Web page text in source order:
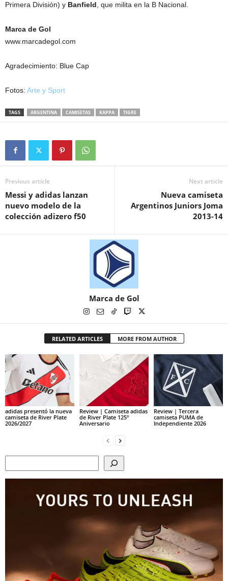
Primera División) y Banfield , que milita en la B Nacional.
Marca de Gol
www.marcadegol.com
Agradecimiento: Blue Cap
Fotos: Arte y Sport
TAGS ARGENTINA CAMISETAS KAPPA TIGRE
Previous article
Messi y adidas lanzan
nuevo modelo de la
colección adizero f50
Next article
Nueva camiseta
Argentinos Juniors Joma
2013-14
Marca de Gol
RELATED ARTICLES MORE FROM AUTHOR
adidas presentó la nueva
camiseta de River Plate
2026/2027
Review | Camiseta adidas
de River Plate 125º
Aniversario
Review | Tercera
camiseta PUMA de
Independiente 2026